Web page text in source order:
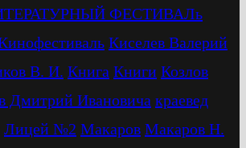
ФЕСТИВАЛь
Киселев Валерий
В. И. Книга Книги Козлов
Дмитрий Ивановича краевед
Лицей №2 Макаров Макаров Н.